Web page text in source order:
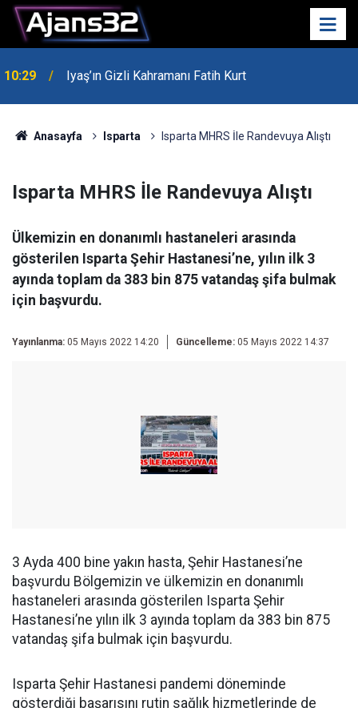
10:29 Iyaş’ın Gizli Kahramanı Fatih Kurt
00:52 Isparta'da Asker Eğlencesinde Kavga Çıktı
Anasayfa Isparta Isparta MHRS İle Randevuya Alıştı
Isparta MHRS İle Randevuya Alıştı
Ülkemizin en donanımlı hastaneleri arasında
gösterilen Isparta Şehir Hastanesi’ne, yılın ilk 3
ayında toplam da 383 bin 875 vatandaş şifa bulmak
için başvurdu.
Yayınlanma: 05 Mayıs 2022 14:20 Güncelleme: 05 Mayıs 2022 14:37
3 Ayda 400 bine yakın hasta, Şehir Hastanesi’ne
başvurdu Bölgemizin ve ülkemizin en donanımlı
hastaneleri arasında gösterilen Isparta Şehir
Hastanesi’ne yılın ilk 3 ayında toplam da 383 bin 875
vatandaş şifa bulmak için başvurdu.
Isparta Şehir Hastanesi pandemi döneminde
gösterdiği başarısını rutin sağlık hizmetlerinde de